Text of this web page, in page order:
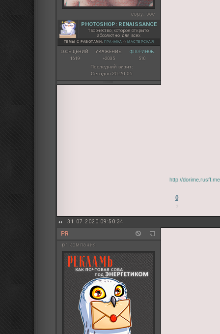
copy: эос
PHOTOSHOP: RENAISSANCE
творчество, которое открыто
абсолютно для всех
ТЕМЫ С РАБОТАМИ:ГРАФИКА ◇МАСТЕРСКАЯ
СООБЩЕНИЙ:
1619
УВАЖЕНИЕ:
+2035
ФЛОРИНОВ:
510
Последний визит:
Сегодня 20:20:05
http://
0
31.07.2020 09:50:34
PR
pr компания